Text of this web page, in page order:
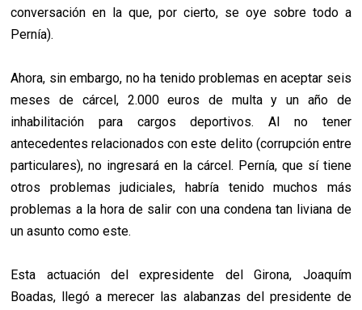
conversación en la que, por cierto, se oye sobre todo a
Pernía).
Ahora, sin embargo, no ha tenido problemas en aceptar seis
meses de cárcel, 2.000 euros de multa y un año de
inhabilitación para cargos deportivos. Al no tener
antecedentes relacionados con este delito (corrupción entre
particulares), no ingresará en la cárcel. Pernía, que sí tiene
otros problemas judiciales, habría tenido muchos más
problemas a la hora de salir con una condena tan liviana de
un asunto como este.
Esta actuación del expresidente del Girona, Joaquím
Boadas, llegó a merecer las alabanzas del presidente de